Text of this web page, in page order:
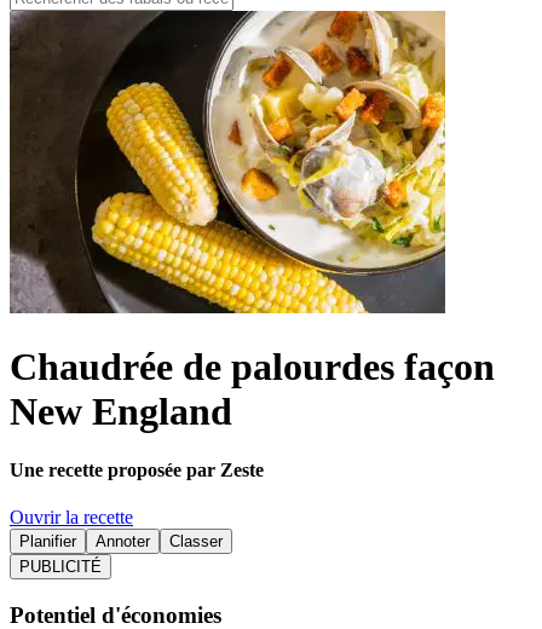
Chaudrée de palourdes façon
New England
Une recette proposée par Zeste
Ouvrir la recette
Planifier Annoter
Classer
PUBLICITÉ
Potentiel d'économies